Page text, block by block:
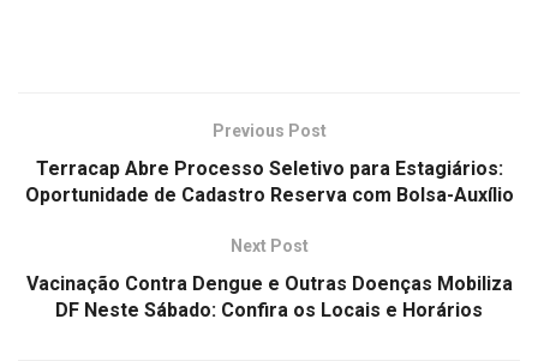
Previous Post
Terracap Abre Processo Seletivo para Estagiários:
Oportunidade de Cadastro Reserva com Bolsa-Auxílio
Next Post
Vacinação Contra Dengue e Outras Doenças Mobiliza
DF Neste Sábado: Confira os Locais e Horários